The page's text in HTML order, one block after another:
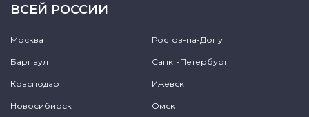
ВСЕЙ РОССИИ
Москва Ростов-на-Дону
Барнаул Санкт-Петербург
Краснодар Ижевск
Новосибирск Омск